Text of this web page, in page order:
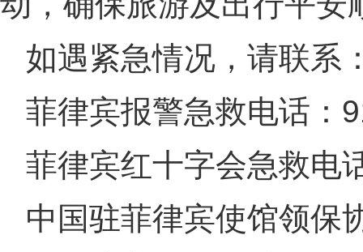
如遇紧急情况，请联系
菲律宾报警急救电话：
菲律宾红十字会急救电
中国驻菲律宾使馆领保